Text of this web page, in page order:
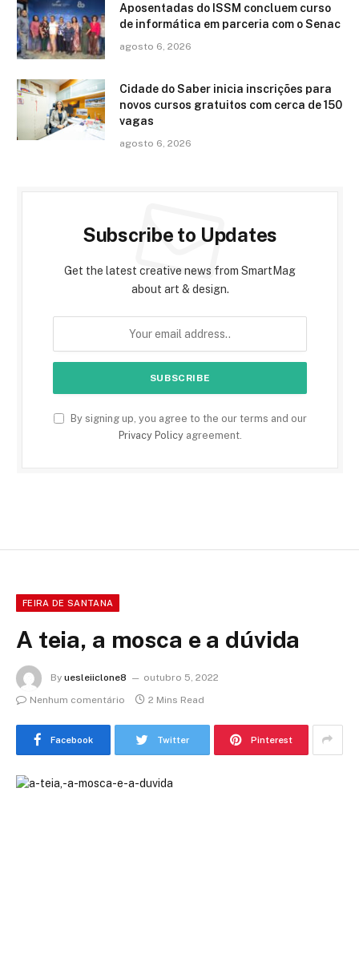
Aposentadas do ISSM concluem curso
de informática em parceria com o Senac
agosto 6, 2026
Cidade do Saber inicia inscrições para
novos cursos gratuitos com cerca de 150
vagas
agosto 6, 2026
Subscribe to Updates
Get the latest creative news from SmartMag
about art & design.
By signing up, you agree to the our terms and our
Privacy Policyagreement.
FEIRA DE SANTANA
A teia, a mosca e a dúvida
By uesleiiclone8
outubro 5, 2022
Nenhum comentário
2 Mins Read
Facebook Twitter Pinterest